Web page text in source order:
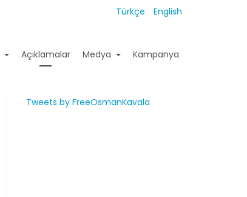
Türkçe English
Açıklamalar Medya Kampanya
Tweets by FreeOsmanKavala